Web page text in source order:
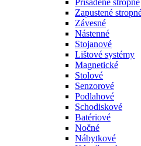
Prisadené stropné
Zapustené
Závesné
Nástenné
Stojanové
Lištové systémy
Magnetické
Stolové
Senzorové
Podlahové
Schodiskové
Batériové
Nočné
Nábytkové